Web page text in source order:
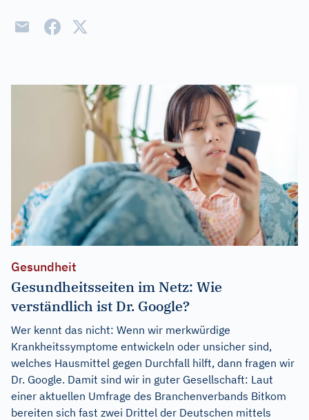
Gesundheit
Gesundheitsseiten im Netz: Wie
verständlich ist Dr. Google?
Wer kennt das nicht: Wenn wir merkwürdige
Krankheitssymptome entwickeln oder unsicher sind,
welches Hausmittel gegen Durchfall hilft, dann fragen wir
Dr. Google. Damit sind wir in guter Gesellschaft: Laut
einer aktuellen Umfrage des Branchenverbands Bitkom
bereiten sich fast zwei Drittel der Deutschen mittels